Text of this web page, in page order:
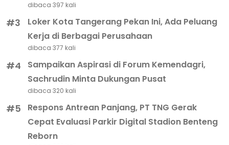
dibaca 397 kali
#3
Loker Kota Tangerang Pekan Ini, Ada Peluang
Kerja di Berbagai Perusahaan
dibaca 377 kali
#4
Sampaikan Aspirasi di Forum Kemendagri,
Sachrudin Minta Dukungan Pusat
dibaca 320 kali
#5
Respons Antrean Panjang, PT TNG Gerak
Cepat Evaluasi Parkir Digital Stadion Benteng
Reborn